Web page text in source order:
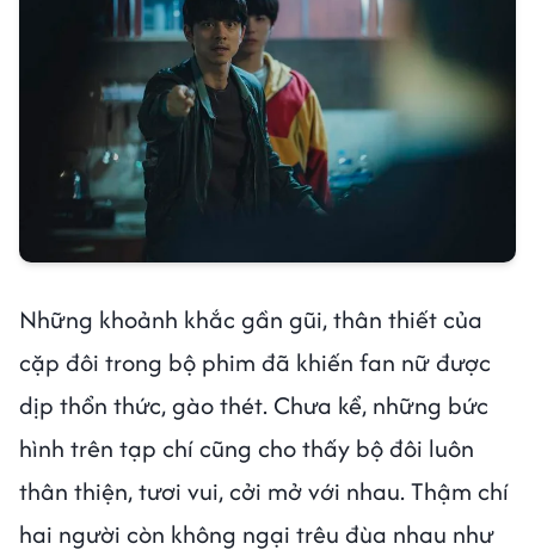
Những khoảnh khắc gần gũi, thân thiết của
cặp đôi trong bộ phim đã khiến fan nữ được
dịp thổn thức, gào thét. Chưa kể, những bức
hình trên tạp chí cũng cho thấy bộ đôi luôn
thân thiện, tươi vui, cởi mở với nhau. Thậm chí
hai người còn không ngại trêu đùa nhau như